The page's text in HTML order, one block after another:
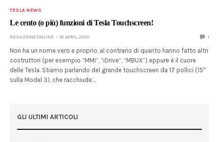
TESLA NEWS
Le cento (o più) funzioni di Tesla Touchscreen!
REDAZIONE ONLINE 16 APRIL 2020 1
Non ha un nome vero e proprio, al contrario di quanto hanno fatto altri
costruttori (per esempio “MMI”, “iDrive”, “MBUX”) eppure è il cuore
delle Tesla. Stiamo parlando del grande touchscreen da 17 pollici (15″
sulla Model 3), che racchiude…
GLI ULTIMI ARTICOLI